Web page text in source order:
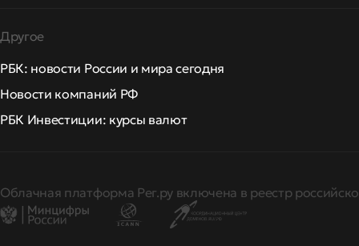
Другое
РБК: новости России и мира сегодня
Новости компаний РФ
РБК Инвестиции: курсы валют
Облачная платформа Рег.ру включена в реестр